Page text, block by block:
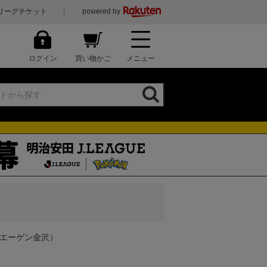
ーグチケット powered by
ログイン 買い物かご メニュー
ーゲン金沢）